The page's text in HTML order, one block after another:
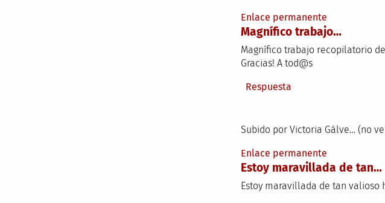
Enlace permanente
Magnífico trabajo…
Magnífico trabajo recopilatorio
Gracias! A tod@s
Respuesta
Subido por Victoria Gálve… (no
Enlace permanente
Estoy maravillada de tan…
Estoy maravillada de tan valioso